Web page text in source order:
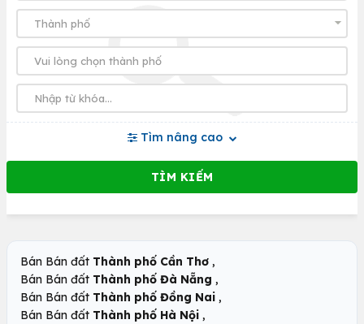
Tìm nâng cao
Bán Bán đất Thành phố Cần Thơ ,
Bán Bán đất Thành phố Đà Nẵng ,
Bán Bán đất Thành phố Đồng Nai ,
Bán Bán đất Thành phố Hà Nội ,